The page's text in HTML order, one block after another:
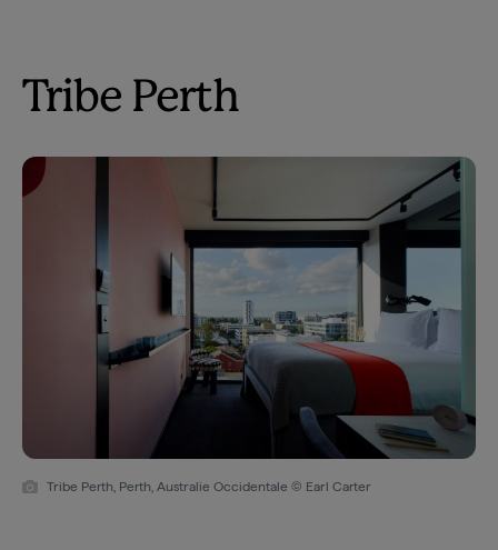
Tribe Perth
Tribe Perth, Perth, Australie Occidentale © Earl Carter